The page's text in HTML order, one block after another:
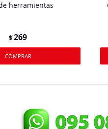
herramientas
$269